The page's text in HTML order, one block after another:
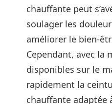
chauffante peut
soulager les
améliorer le bien-
Cependant, avec la
disponibles sur le
rapidement la
chauffante adaptée